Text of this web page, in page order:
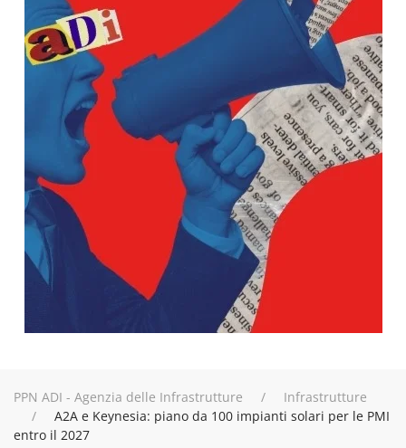
PPN ADI - Agenzia delle Infrastrutture
Infrastrutture
A2A e Keynesia: piano da 100 impianti solari per le PMI
entro il 2027